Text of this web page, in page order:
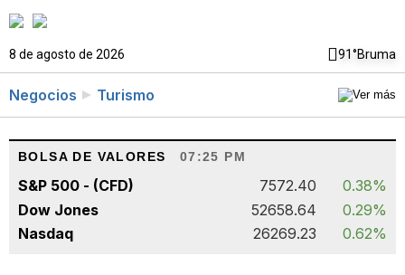
8 de agosto de 2026 91°Bruma
Negocios Turismo
BOLSA DE VALORES 07:25 PM
S&P 500 - (CFD) 7572.40
0.38%
Dow Jones
52658.64
0.29%
Nasdaq
26269.23 0.62%